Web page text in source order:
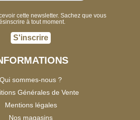
cette newsletter. Sachez que vous
à tout moment.
S'inscrire
Qui sommes-nous ?
Générales de Vente
Mentions légales
Nos magasins